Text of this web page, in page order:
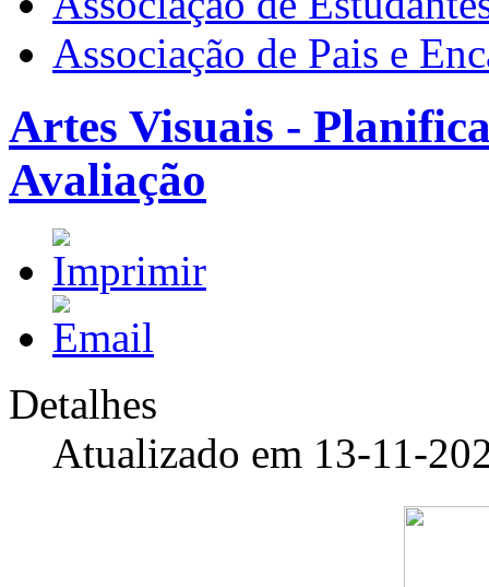
Associação de Pais e
Artes Visuais -
Avaliação
Detalhes
Atualizado em 13-11-